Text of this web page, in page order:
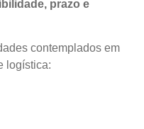
prazo e
contemplados em
logística: